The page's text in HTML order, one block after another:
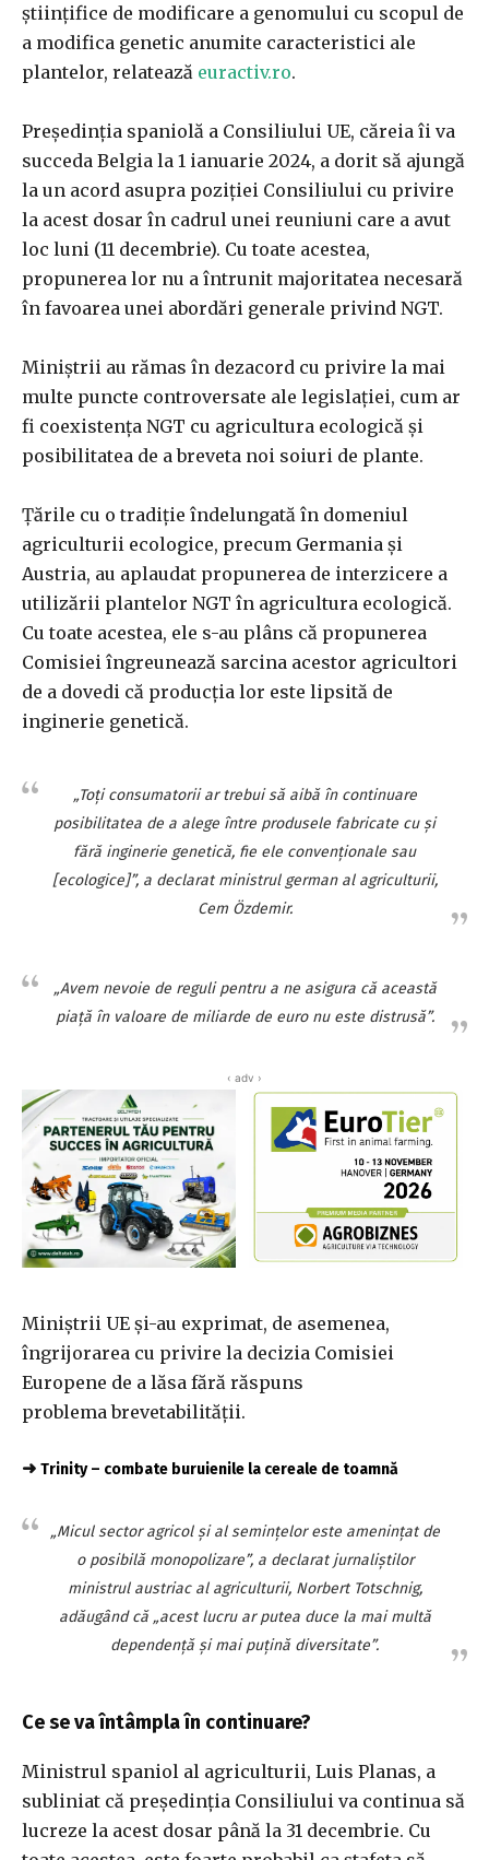
științifice de modificare a genomului cu scopul de
a modifica genetic anumite caracteristici ale
plantelor, relatează euractiv.ro.
Președinția spaniolă a Consiliului UE, căreia îi va
succeda Belgia la 1 ianuarie 2024, a dorit să ajungă
la un acord asupra poziției Consiliului cu privire
la acest dosar în cadrul unei reuniuni care a avut
loc luni (11 decembrie). Cu toate acestea,
propunerea lor nu a întrunit majoritatea necesară
în favoarea unei abordări generale privind NGT.
Miniștrii au rămas în dezacord cu privire la mai
multe puncte controversate ale legislației, cum ar
fi coexistența NGT cu agricultura ecologică și
posibilitatea de a breveta noi soiuri de plante.
Țările cu o tradiție îndelungată în domeniul
agriculturii ecologice, precum Germania și
Austria, au aplaudat propunerea de interzicere a
utilizării plantelor NGT în agricultura ecologică.
Cu toate acestea, ele s-au plâns că propunerea
Comisiei îngreunează sarcina acestor agricultori
de a dovedi că producția lor este lipsită de
inginerie genetică.
„Toți consumatorii ar trebui să aibă în continuare
posibilitatea de a alege între produsele fabricate cu și
fără inginerie genetică, fie ele convenționale sau
[ecologice]”, a declarat ministrul german al agriculturii,
Cem Özdemir.
„Avem nevoie de reguli pentru a ne asigura că această
piață în valoare de miliarde de euro nu este distrusă”.
‹ adv ›
Miniștrii UE și-au exprimat, de asemenea,
îngrijorarea cu privire la decizia Comisiei
Europene de a lăsa fără răspuns
problema brevetabilității.
➜ Trinity – combate buruienile la cereale de toamnă
„Micul sector agricol și al semințelor este amenințat de
o posibilă monopolizare”, a declarat jurnaliștilor
ministrul austriac al agriculturii, Norbert Totschnig,
adăugând că „acest lucru ar putea duce la mai multă
dependență și mai puțină diversitate”.
Ce se va întâmpla în continuare?
Ministrul spaniol al agriculturii, Luis Planas, a
subliniat că președinția Consiliului va continua să
lucreze la acest dosar până la 31 decembrie. Cu